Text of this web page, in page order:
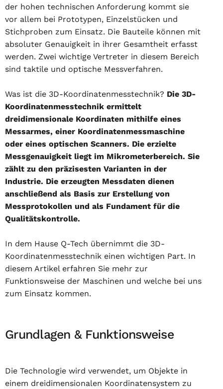
der hohen technischen Anforderung kommt sie
vor allem bei Prototypen, Einzelstücken und
Stichproben zum Einsatz. Die Bauteile können mit
absoluter Genauigkeit in ihrer Gesamtheit erfasst
werden. Zwei wichtige Vertreter in diesem Bereich
sind taktile und optische Messverfahren.
Was ist die 3D-Koordinatenmesstechnik? Die 3D-
Koordinatenmesstechnik ermittelt
dreidimensionale Koordinaten mithilfe eines
Messarmes, einer Koordinatenmessmaschine
oder eines optischen Scanners. Die erzielte
Messgenauigkeit liegt im Mikrometerbereich. Sie
zählt zu den präzisesten Varianten in der
Industrie. Die erzeugten Messdaten dienen
anschließend als Basis zur Erstellung von
Messprotokollen und als Fundament für die
Qualitätskontrolle.
In dem Hause Q-Tech übernimmt die 3D-
Koordinatenmesstechnik einen wichtigen Part. In
diesem Artikel erfahren Sie mehr zur
Funktionsweise der Maschinen und welche bei uns
zum Einsatz kommen.
Grundlagen & Funktionsweise
Die Technologie wird verwendet, um Objekte in
einem dreidimensionalen Koordinatensystem zu